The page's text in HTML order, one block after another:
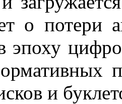
о потери
эпоху
и